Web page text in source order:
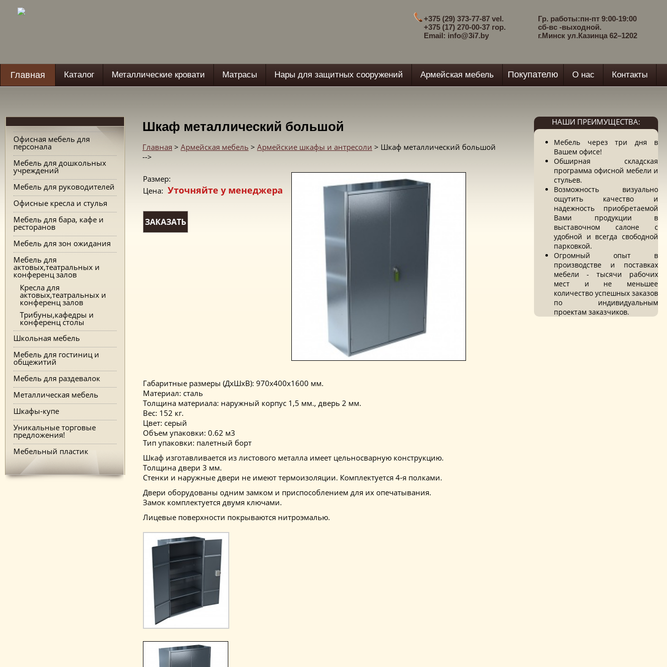
Гр. работы:пн-пт 9:00-19:00
сб-вс -выходной.
г.Минск ул.Казинца 62–1202
+375 (29) 373-77-87 vel.
+375 (17) 270-00-37 гор.
Email: info@3i7.by
Главная Каталог Металлические кровати Матрасы Нары для защитных сооружений Армейская мебель Покупателю О нас Контакты
Офисная мебель для
персонала
Мебель для дошкольных
учреждений
Мебель для руководителей
Офисные кресла и стулья
Мебель для бара, кафе и
ресторанов
Мебель для зон ожидания
Мебель для
актовых,театральных и
конференц залов
Кресла для
актовых,театральных и
конференц залов
Трибуны,кафедры и
конференц столы
Школьная мебель
Мебель для гостиниц и
общежитий
Мебель для раздевалок
Металлическая мебель
Шкафы-купе
Уникальные торговые
предложения!
Мебельный пластик
Шкаф металлический большой
Главная > Армейская мебель > Армейские шкафы и антресоли > Шкаф металлический большой
-->
Размер:
Цена: Уточняйте у менеджера
ЗАКАЗАТЬ
Габаритные размеры (ДхШхВ): 970х400х1600 мм.
Материал: сталь
Толщина материала: наружный корпус 1,5 мм., дверь 2 мм.
Вес: 152 кг.
Цвет: серый
Объем упаковки: 0.62 м3
Тип упаковки: палетный борт
Шкаф изготавливается из листового металла имеет цельносварную конструкцию.
Толщина двери 3 мм.
Стенки и наружные двери не имеют термоизоляции. Комплектуется 4-я полками.
Двери оборудованы одним замком и приспособлением для их опечатывания.
Замок комплектуется двумя ключами.
Лицевые поверхности покрываются нитроэмалью.
НАШИ ПРЕИМУЩЕСТВА:
Мебель через три дня в
Вашем офисе!
Обширная складская
программа офисной мебели и
стульев.
Возможность визуально
ощутить качество и
надежность приобретаемой
Вами продукции в
выставочном салоне с
удобной и всегда свободной
парковкой.
Огромный опыт в
производстве и поставках
мебели - тысячи рабочих
мест и не меньшее
количество успешных заказов
по индивидуальным
проектам заказчиков.